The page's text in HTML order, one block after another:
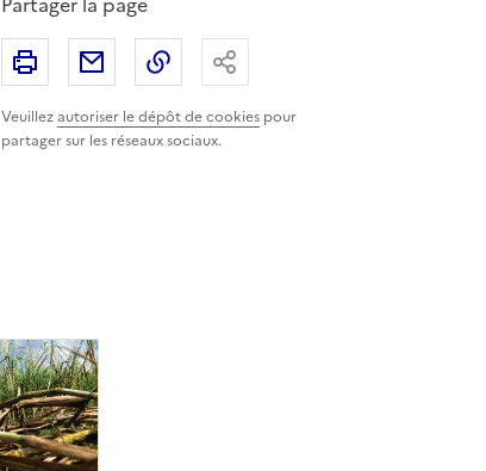
Veuillezautoriser le dépôt de cookies pour
partager sur les réseaux sociaux.
Imprimer Partager par email
Copier le lien